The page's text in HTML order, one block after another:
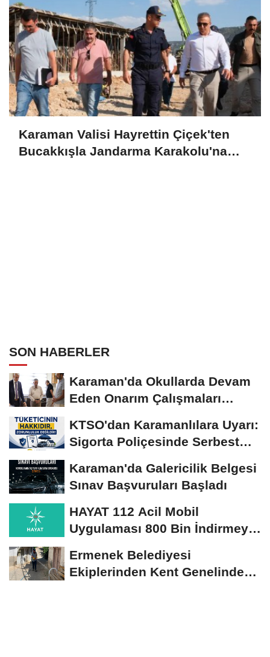
Karaman Valisi Hayrettin Çiçek'ten
Bucakkışla Jandarma Karakolu'na
SON HABERLER
Karaman'da Okullarda Devam
Eden Onarım Çalışmaları
KTSO'dan Karamanlılara Uyarı:
Sigorta Poliçesinde Serbest
Karaman'da Galericilik Belgesi
Sınav Başvuruları Başladı
HAYAT 112 Acil Mobil
Uygulaması 800 Bin İndirmeyi
Ermenek Belediyesi
Ekiplerinden Kent Genelinde